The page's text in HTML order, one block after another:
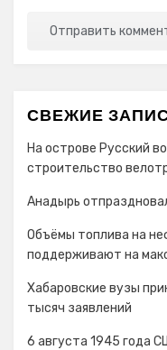
СВЕЖИЕ
На острове Русский
строительство
Анадырь
Объёмы топлива на
поддерживают на
Хабаровские вузы
тысяч заявлений
6 августа 1945 года